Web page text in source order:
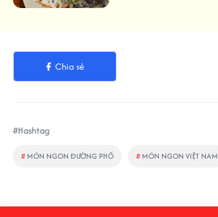
Chia sẻ
#Hashtag
# MÓN NGON ĐƯỜNG PHỐ # MÓN NGON VIỆT NAM